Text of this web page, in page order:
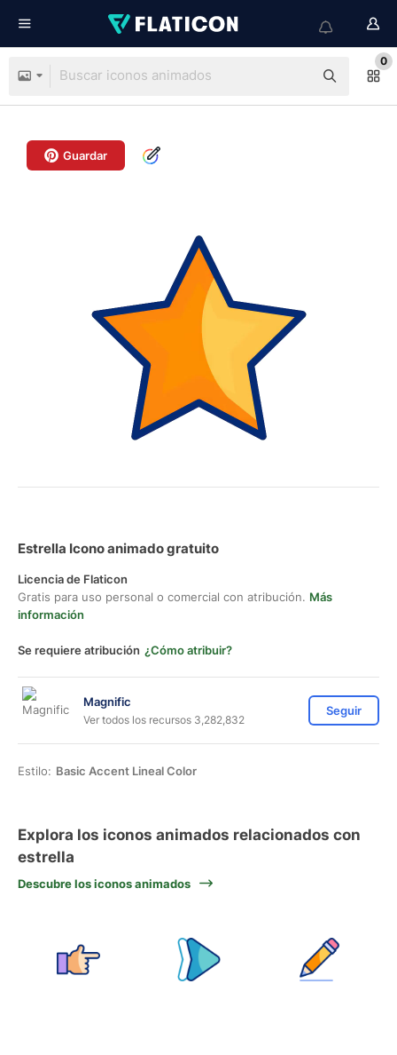
0
Guardar
Estrella Icono animado gratuito
Licencia de Flaticon
Gratis para uso personal o comercial con atribución. Más
información
Se requiere atribución ¿Cómo atribuir?
Magnific
Ver todos los recursos 3,282,832
Seguir
Estilo: Basic Accent Lineal Color
Explora los iconos animados relacionados con
estrella
Descubre los iconos animados